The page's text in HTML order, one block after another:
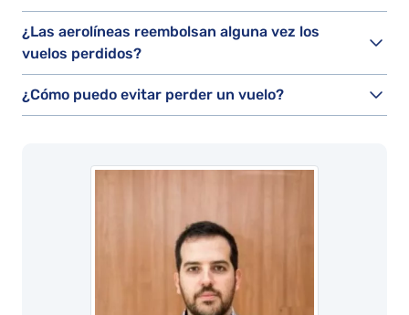
¿Las aerolíneas reembolsan alguna vez los
vuelos perdidos?
¿Cómo puedo evitar perder un vuelo?